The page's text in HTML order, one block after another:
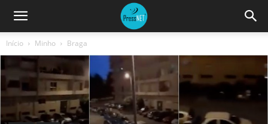
Início Minho Braga